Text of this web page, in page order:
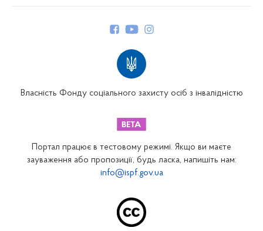
Закарпатське відділення
Запорізьке відділення
Власність Фонду соціального захисту осіб з інвалідністю
Портал працює в тестовому режимі. Якщо ви маєте
зауваження або пропозиції, будь ласка, напишіть нам:
info@ispf.gov.ua